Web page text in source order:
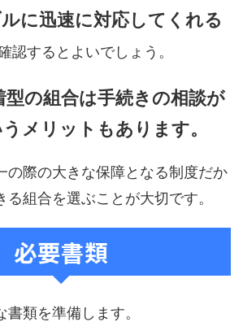
に迅速に対応してくれる
認するとよいでしょう。
型の組合は手続きの相談が
メリットもあります。
の際の大きな保障となる制度だか
る組合を選ぶことが大切です。
必要書類
類を準備します。